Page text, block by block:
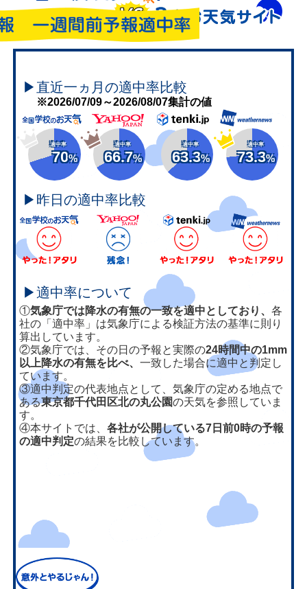
▶直近一ヵ月の適中率比較
※2026/07/09～2026/08/07集計の値
適中率
70%
適中率
66.7%
適中率
63.3%
適中率
73.3%
▶昨日の適中率比較
▶適中率について
①気象庁では降水の有無の一致を適中としており、各
社の「適中率」は気象庁による検証方法の基準に則り
算出しています。
②気象庁では、その日の予報と実際の24時間中の1mm
以上降水の有無を比べ、一致した場合に適中と判定し
ています。
③適中判定の代表地点として、気象庁の定める地点で
ある東京都千代田区北の丸公園の天気を参照していま
す。
④本サイトでは、各社が公開している7日前0時の予報
の適中判定の結果を比較しています。